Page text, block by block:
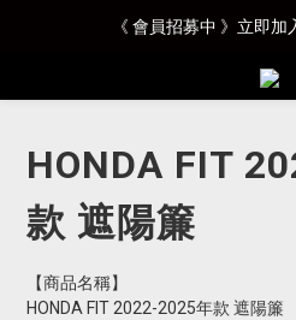
《 會員招募中 》立即
HONDA FIT
款 遮陽簾
【商品名稱】
HONDA FIT 2022-2025年款 遮陽簾